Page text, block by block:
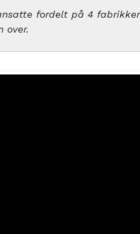
fordelt på 4
over.